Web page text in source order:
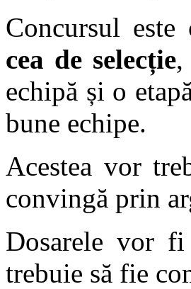
Concursul
cea de selecție,
echipă și o
bune echipe.
Acestea vor
convingă prin
Dosarele vor
trebuie să fie